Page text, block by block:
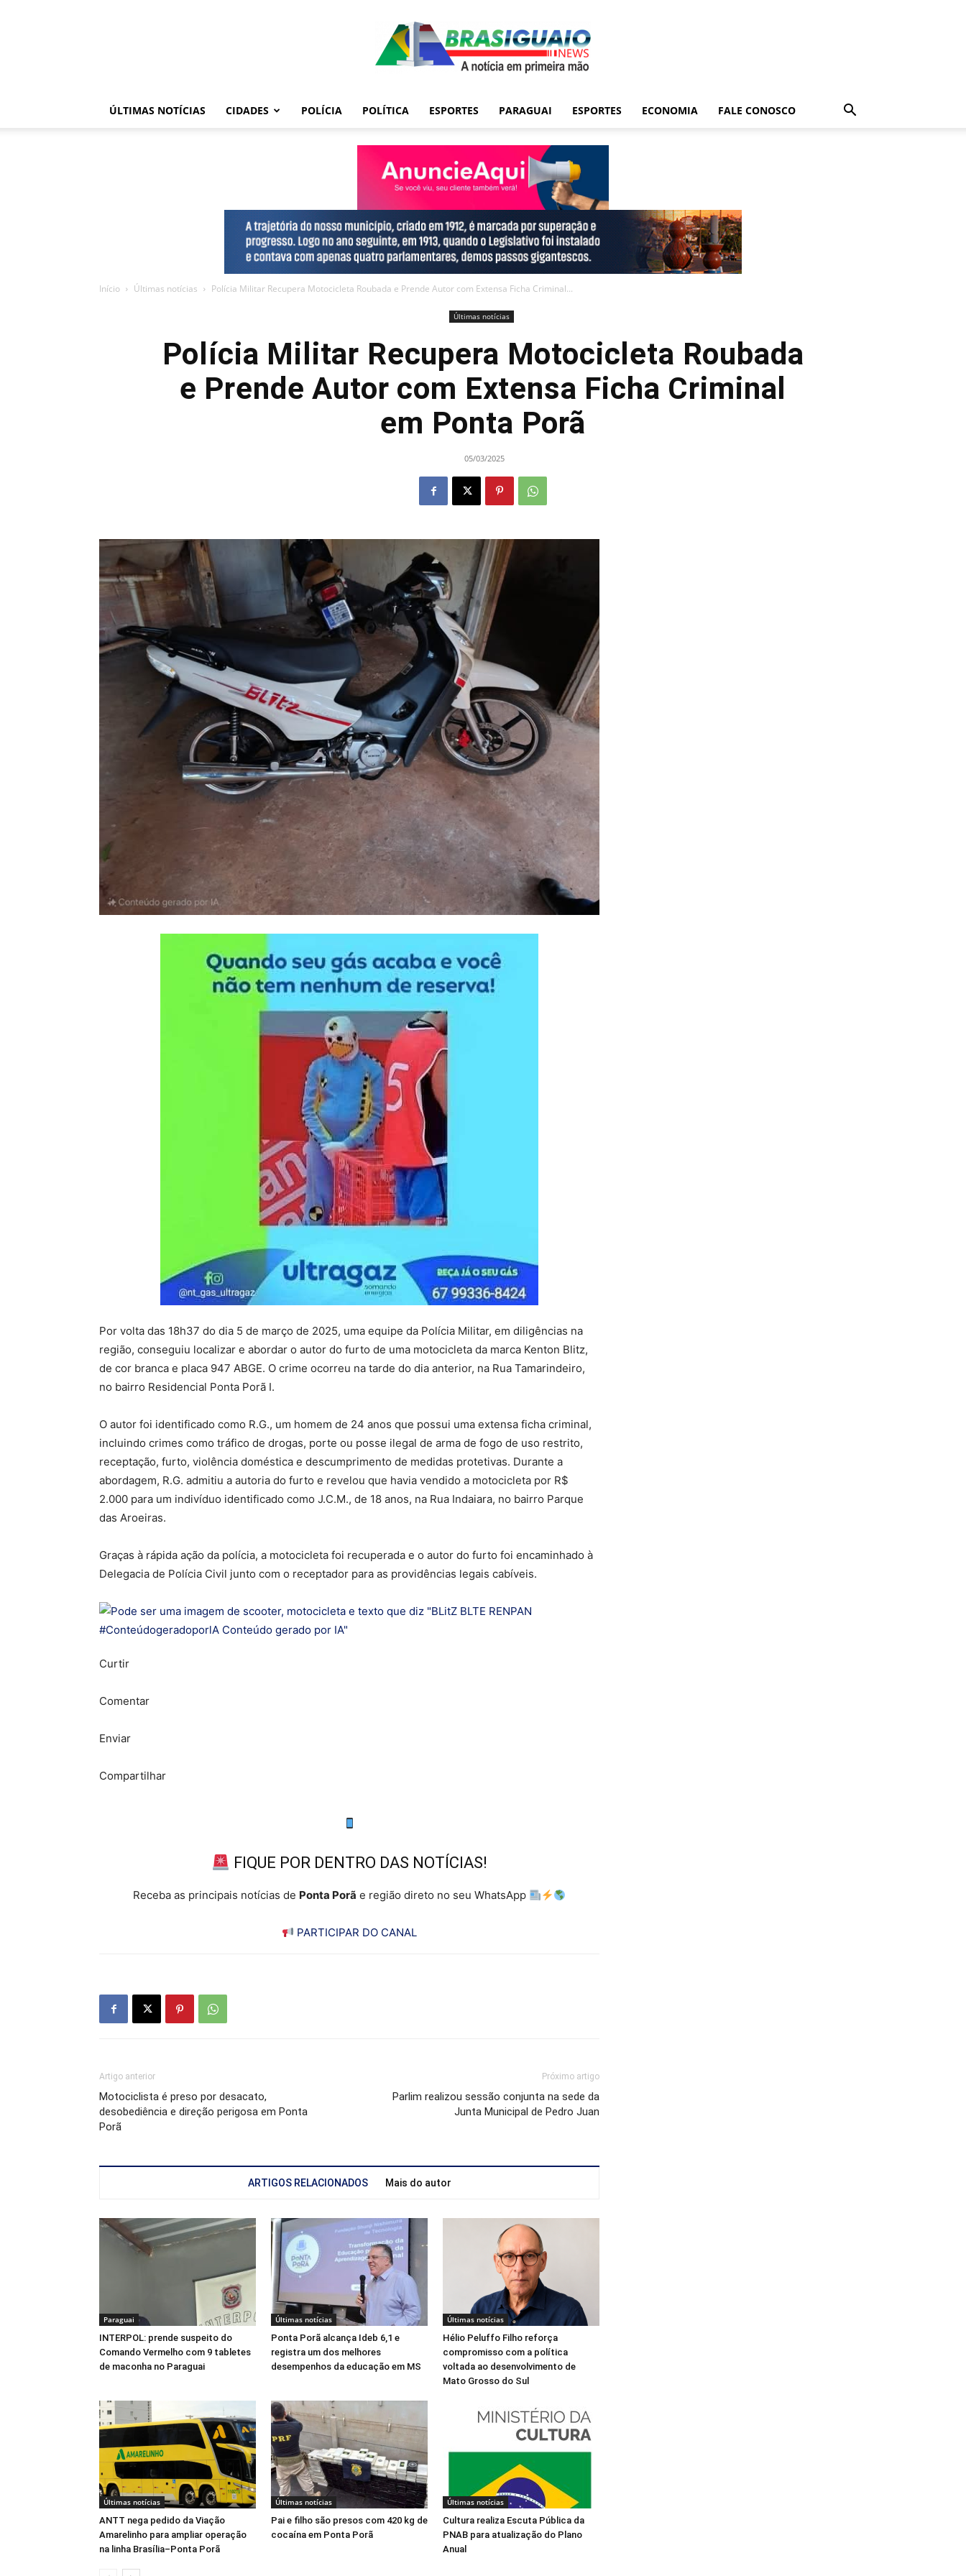
ÚLTIMAS NOTÍCIAS CIDADES POLÍCIA POLÍTICA ESPORTES PARAGUAI ESPORTES ECONOMIA FALE CONOSCO
Início Últimas notícias Polícia Militar Recupera Motocicleta Roubada e Prende Autor com Extensa Ficha Criminal...
Últimas notícias
Polícia Militar Recupera Motocicleta Roubada
e Prende Autor com Extensa Ficha Criminal
em Ponta Porã
05/03/2025
Por volta das 18h37 do dia 5 de março de 2025, uma equipe da Polícia Militar, em diligências na
região, conseguiu localizar e abordar o autor do furto de uma motocicleta da marca Kenton Blitz,
de cor branca e placa 947 ABGE. O crime ocorreu na tarde do dia anterior, na Rua Tamarindeiro,
no bairro Residencial Ponta Porã I.
O autor foi identificado como R.G., um homem de 24 anos que possui uma extensa ficha criminal,
incluindo crimes como tráfico de drogas, porte ou posse ilegal de arma de fogo de uso restrito,
receptação, furto, violência doméstica e descumprimento de medidas protetivas. Durante a
abordagem, R.G. admitiu a autoria do furto e revelou que havia vendido a motocicleta por R$
2.000 para um indivíduo identificado como J.C.M., de 18 anos, na Rua Indaiara, no bairro Parque
das Aroeiras.
Graças à rápida ação da polícia, a motocicleta foi recuperada e o autor do furto foi encaminhado à
Delegacia de Polícia Civil junto com o receptador para as providências legais cabíveis.
Curtir
Comentar
Enviar
Compartilhar
FIQUE POR DENTRO DAS NOTÍCIAS!
Receba as principais notícias de Ponta Porã e região direto no seu WhatsApp
PARTICIPAR DO CANAL
Artigo anterior
Motociclista é preso por desacato,
desobediência e direção perigosa em Ponta
Porã
Próximo artigo
Parlim realizou sessão conjunta na sede da
Junta Municipal de Pedro Juan
ARTIGOS RELACIONADOS Mais do autor
Paraguai
INTERPOL: prende suspeito do
Comando Vermelho com 9 tabletes
de maconha no Paraguai
Últimas notícias
Ponta Porã alcança Ideb 6,1 e
registra um dos melhores
desempenhos da educação em MS
Últimas notícias
Hélio Peluffo Filho reforça
compromisso com a política
voltada ao desenvolvimento de
Mato Grosso do Sul
Últimas notícias
ANTT nega pedido da Viação
Amarelinho para ampliar operação
na linha Brasília–Ponta Porã
Últimas notícias
Pai e filho são presos com 420 kg de
cocaína em Ponta Porã
Últimas notícias
Cultura realiza Escuta Pública da
PNAB para atualização do Plano
Anual